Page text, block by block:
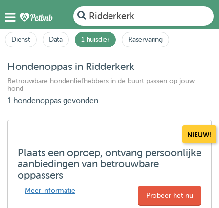
Ridderkerk
Dienst Data 1 huisdier Raservaring
Hondenoppas in Ridderkerk
Betrouwbare hondenliefhebbers in de buurt passen op jouw
hond
1 hondenoppas gevonden
NIEUW!
Plaats een oproep, ontvang persoonlijke
aanbiedingen van betrouwbare
oppassers
Meer informatie
Probeer het nu